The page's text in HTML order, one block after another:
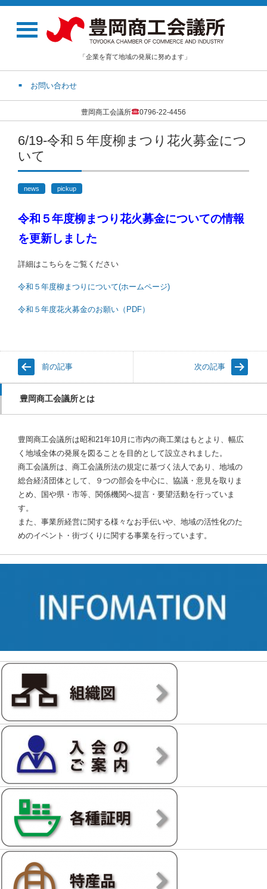
「企業を育て地域の発展に努めます」
お問い合わせ
豊岡商工会議所 0796-22-4456
6/19-令和５年度柳まつり花火募金につ
いて
news pickup
令和５年度柳まつり花火募金についての情報
を更新しました
詳細はこちらをご覧ください
令和５年度柳まつりについて(ホームページ)
令和５年度花火募金のお願い（PDF）
前の記事 次の記事
豊岡商工会議所とは
豊岡商工会議所は昭和21年10月に市内の商工業はもとより、幅広
く地域全体の発展を図ることを目的として設立されました。
商工会議所は、商工会議所法の規定に基づく法人であり、地域の
総合経済団体として、９つの部会を中心に、協議・意見を取りま
とめ、国や県・市等、関係機関へ提言・要望活動を行っていま
す。
また、事業所経営に関する様々なお手伝いや、地域の活性化のた
めのイベント・街づくりに関する事業を行っています。